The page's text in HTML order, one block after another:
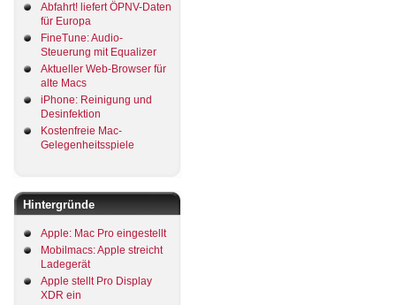
Abfahrt! liefert ÖPNV-Daten
für Europa
FineTune: Audio-
Steuerung mit Equalizer
Aktueller Web-Browser für
alte Macs
iPhone: Reinigung und
Desinfektion
Kostenfreie Mac-
Gelegenheitsspiele
Hintergründe
Apple: Mac Pro eingestellt
Mobilmacs: Apple streicht
Ladegerät
Apple stellt Pro Display
XDR ein